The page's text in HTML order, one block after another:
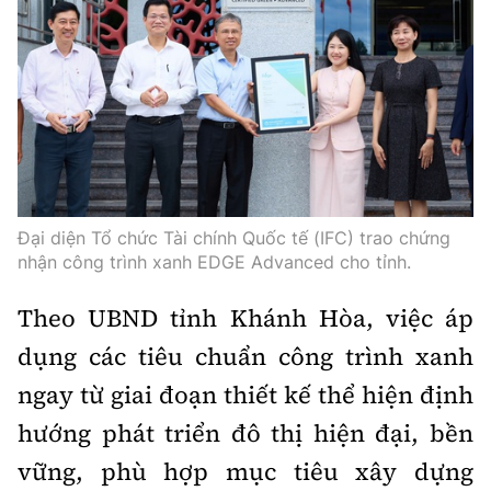
Đại diện Tổ chức Tài chính Quốc tế (IFC) trao chứng
nhận công trình xanh EDGE Advanced cho tỉnh.
Theo UBND tỉnh Khánh Hòa, việc áp
dụng các tiêu chuẩn công trình xanh
ngay từ giai đoạn thiết kế thể hiện định
hướng phát triển đô thị hiện đại, bền
vững, phù hợp mục tiêu xây dựng